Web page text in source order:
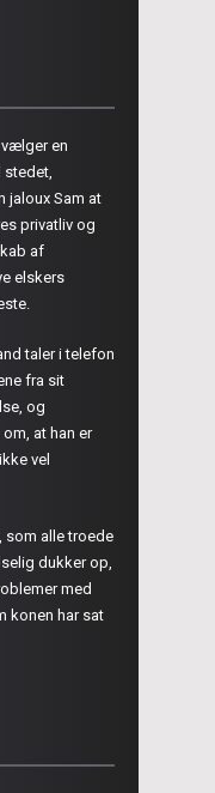
en
jaloux Sam at
privatliv og
af
elskers
taler i telefon
fra sit
og
at han er
vel
som alle troede
dukker op,
med
konen har sat